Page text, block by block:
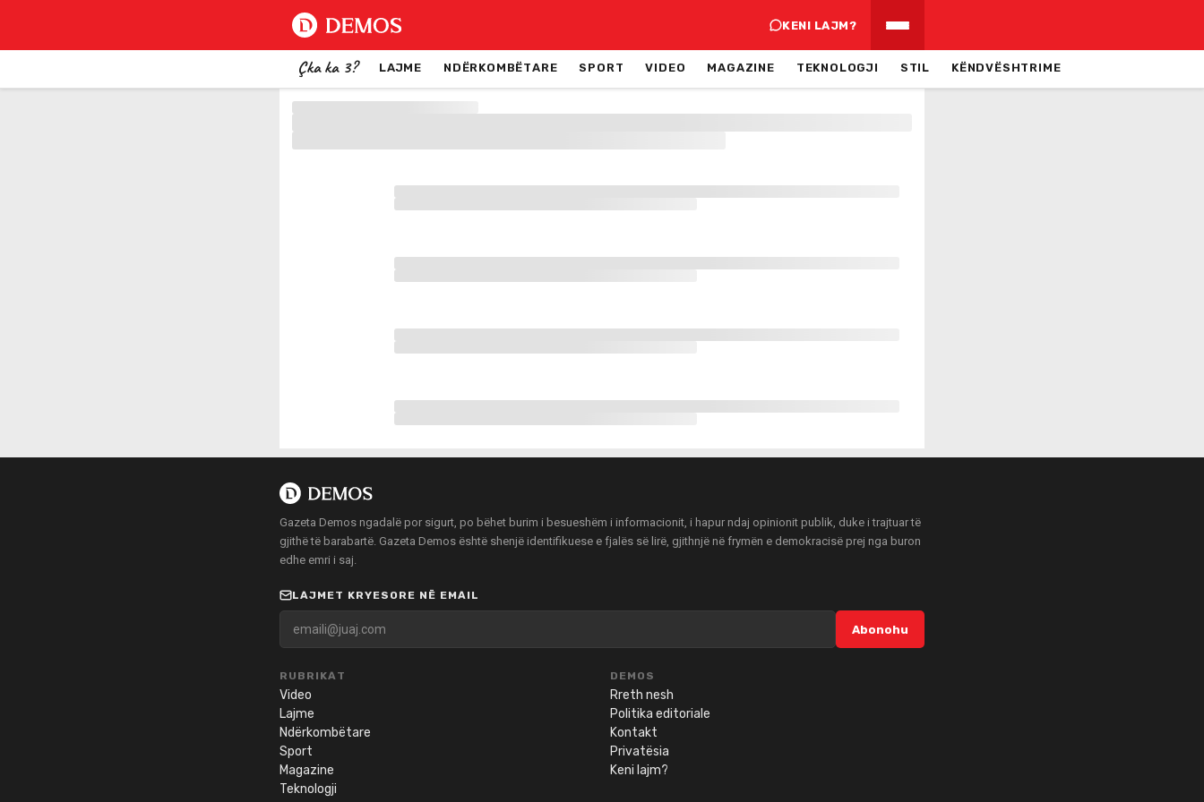
KENI LAJM?
Çka ka 3? LAJME NDËRKOMBËTARE SPORT VIDEO MAGAZINE TEKNOLOGJI STIL KËNDVËSHTRIME
Gazeta Demos ngadalë por sigurt, po bëhet burim i besueshëm i informacionit, i hapur ndaj opinionit publik, duke i trajtuar të
gjithë të barabartë. Gazeta Demos është shenjë identifikuese e fjalës së lirë, gjithnjë në frymën e demokracisë prej nga buron
edhe emri i saj.
LAJMET KRYESORE NË EMAIL
Abonohu
RUBRIKAT
Video
Lajme
Ndërkombëtare
Sport
Magazine
Teknologji
DEMOS
Rreth nesh
Politika editoriale
Kontakt
Privatësia
Keni lajm?